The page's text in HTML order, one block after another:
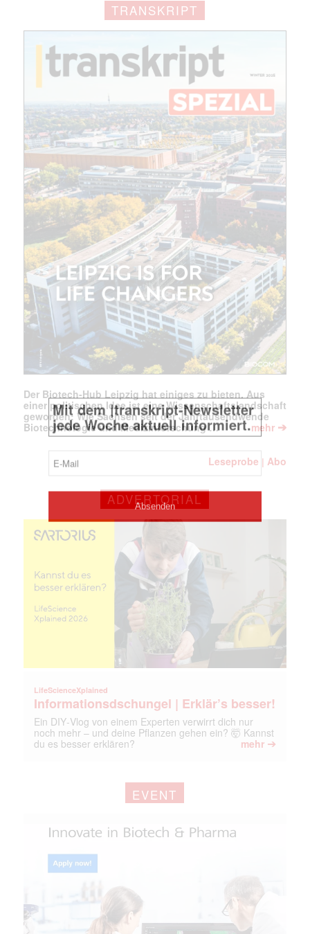
TRANSKRIPT
Der Biotech-Hub Leipzig hat einiges zu bieten. Aus
einer politischen Idee ist eine Wissenschaftslandschaft
geworden: Wie Sachsen seit der Jahrtausendwende
Biotechnologie und Medizinforschung …
mehr ➔
Leseprobe |Abo
ADVERTORIAL
LifeScienceXplained
Informationsdschungel | Erklär’s besser!
Ein DIY‑Vlog von einem Experten verwirrt dich nur
noch mehr – und deine Pflanzen gehen ein? 🤯 Kannst
du es besser erklären?
mehr ➔
EVENT